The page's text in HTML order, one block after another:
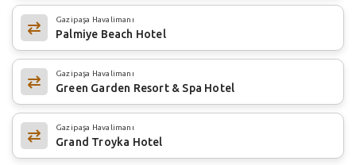
Gazipaşa Havalimanı
Palmiye Beach Hotel
Gazipaşa Havalimanı
Green Garden Resort & Spa Hotel
Gazipaşa Havalimanı
Grand Troyka Hotel